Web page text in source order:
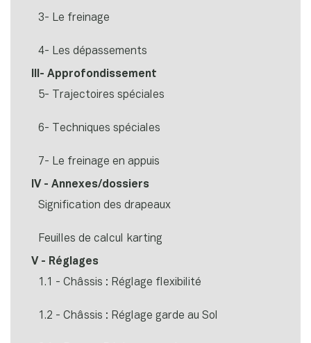
3- Le freinage
4- Les dépassements
III- Approfondissement
5- Trajectoires spéciales
6- Techniques spéciales
7- Le freinage en appuis
IV - Annexes/dossiers
Signification des drapeaux
Feuilles de calcul karting
V - Réglages
1.1 - Châssis : Réglage flexibilité
1.2 - Châssis : Réglage garde au Sol